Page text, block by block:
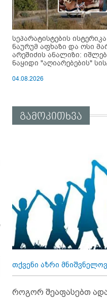
სეპარატისტების
ნაურუმ აფხაზი და ოსი
არეშიძის ანალიზი:
ნაყიდი "აღიარებების"
04.08.2026
გამოკითხვა
თქვენი აზრი
როგორ შეაფასებთ